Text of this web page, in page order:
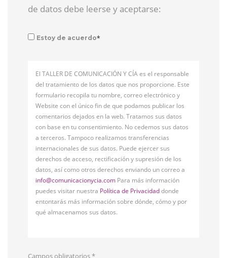
de datos debe leerse y aceptarse:
Estoy de acuerdo*
El TALLER DE COMUNICACIÓN Y CÍA es el responsable
del tratamiento de los datos que nos proporcione. Este
formulario recopila tu nombre, correo electrónico y
Website con el único fin de que podamos publicar los
comentarios dejados en la web. Tratamos sus datos
con base en tu consentimiento. No cedemos sus datos
a terceros. Tampoco realizamos transferencias
internacionales de sus datos. Puede ejercer sus
derechos de acceso, rectificación y supresión de los
datos, así como otros derechos enviando un correo a
info@comunicacionycia.com Para más información
puedes visitar nuestra Política de Privacidaddonde
entontarás más información sobre dónde, cómo y por
qué almacenamos sus datos.
Campos obligatorios*